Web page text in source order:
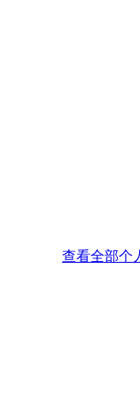
查看全部个